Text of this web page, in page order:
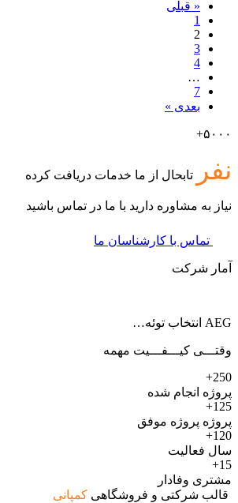
« قبلی
1
2
3
4
…
7
بعدی »
۵۰۰۰+
نفر تابحال از ما خدمات دریافت کرده
نیاز به مشاوره دارید با ما در تماس باشید
تماس با کارشناسان ما
آمار شرکت
AEG انتخاب توئه…
وقتـــی کیـــفـــیت مهمه
250+
پروژه انجام شده
125+
پروژه پروژه موفق
120+
سال فعالیت
15+
مشتری وفادار
قالب شرکتی و فروشگاهی کمپانی